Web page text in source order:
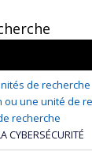
de recherche
ou une unité de
recherche
CYBERSÉCURITÉ